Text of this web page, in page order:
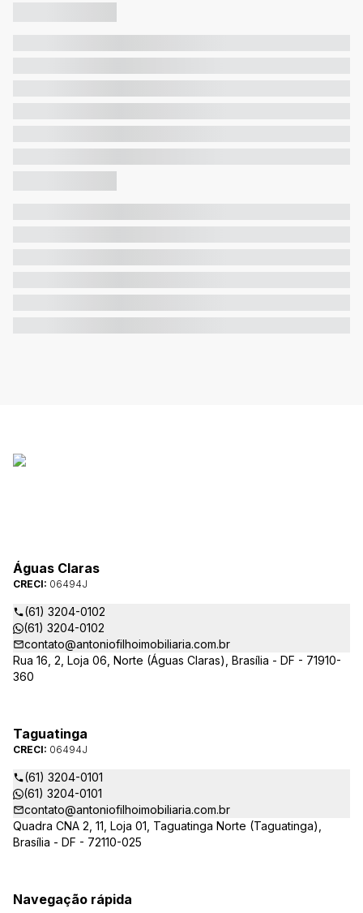
Águas Claras
CRECI: 06494J
(61) 3204-0102
(61) 3204-0102
contato@antoniofilhoimobiliaria.com.br
Rua 16, 2, Loja 06, Norte (Águas Claras), Brasília - DF - 71910-
360
Taguatinga
CRECI: 06494J
(61) 3204-0101
(61) 3204-0101
contato@antoniofilhoimobiliaria.com.br
Quadra CNA 2, 11, Loja 01, Taguatinga Norte (Taguatinga),
Brasília - DF - 72110-025
Navegação rápida